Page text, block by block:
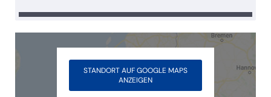
STANDORT AUF GOOGLE MAPS
ANZEIGEN